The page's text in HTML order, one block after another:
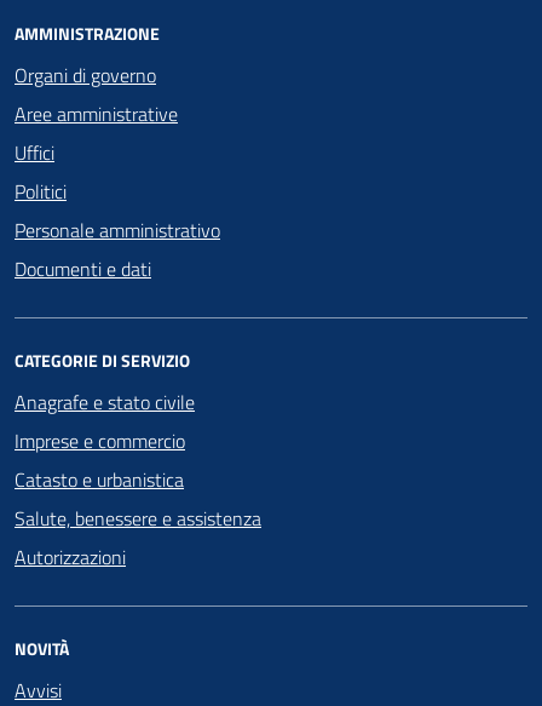
AMMINISTRAZIONE
Organi di governo
Aree amministrative
Uffici
Politici
Personale amministrativo
Documenti e dati
CATEGORIE DI SERVIZIO
Anagrafe e stato civile
Imprese e commercio
Catasto e urbanistica
Salute, benessere e assistenza
Autorizzazioni
NOVITÀ
Avvisi